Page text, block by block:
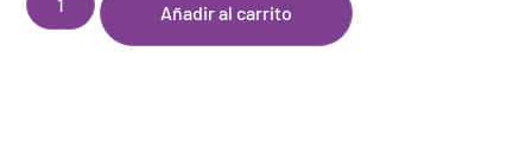
Añadir al carrito